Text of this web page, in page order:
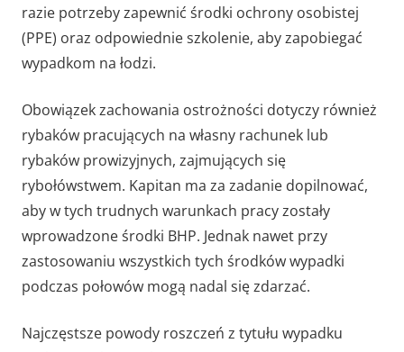
razie potrzeby zapewnić środki ochrony osobistej
(PPE) oraz odpowiednie szkolenie, aby zapobiegać
wypadkom na łodzi.
Obowiązek zachowania ostrożności dotyczy również
rybaków pracujących na własny rachunek lub
rybaków prowizyjnych, zajmujących się
rybołówstwem. Kapitan ma za zadanie dopilnować,
aby w tych trudnych warunkach pracy zostały
wprowadzone środki BHP. Jednak nawet przy
zastosowaniu wszystkich tych środków wypadki
podczas połowów mogą nadal się zdarzać.
Najczęstsze powody roszczeń z tytułu wypadku